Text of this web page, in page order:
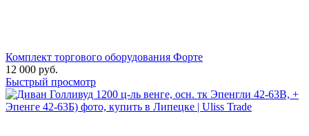
Комплект торгового оборудования Форте
12 000 руб.
Быстрый просмотр